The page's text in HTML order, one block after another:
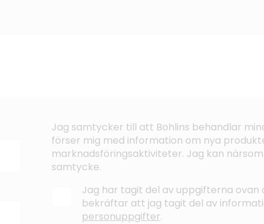
Jag samtycker till att Bohlins behandlar
förser mig med information om nya
marknadsföringsaktiviteter. Jag kan
samtycke.
Jag har tagit del av uppgifterna ovan
bekräftar att jag tagit del av
personuppgifter.